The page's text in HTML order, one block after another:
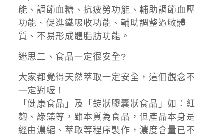
能、調節血糖、抗疲勞功能、輔助調節血壓
功能、促進鐵吸收功能、輔助調整過敏體
質、不易形成體脂肪功能。
迷思二、食品一定很安全?
大家都覺得天然萃取一定安全，這個觀念不
一定對喔！
「健康食品」及「錠狀膠囊狀食品」如：紅
麴、綠藻等，雖本質為食品，但產品本身是
經由濃縮、萃取等程序製作，濃度含量已不